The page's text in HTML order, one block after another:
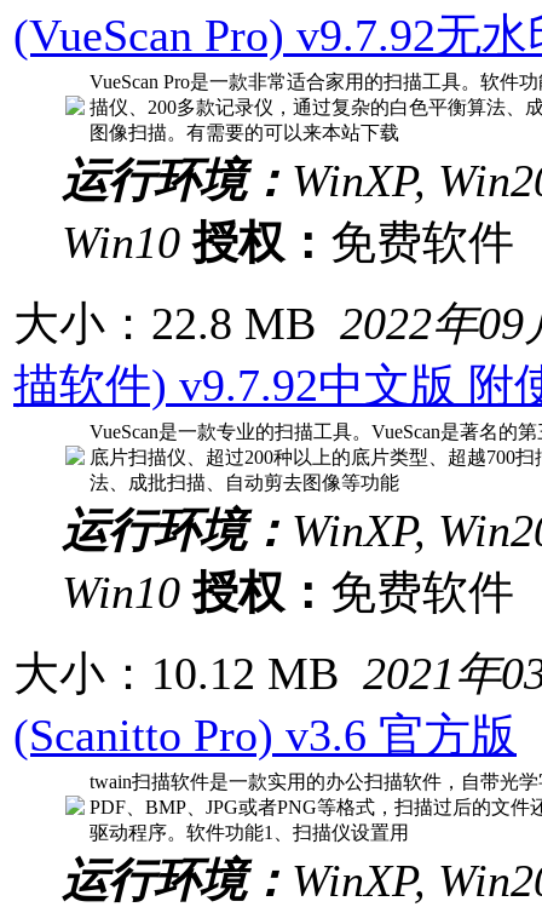
(VueScan Pro) v9.7.92无
VueScan Pro是一款非常适合家用的扫描工具。软件
描仪、200多款记录仪，通过复杂的白色平衡算法、
图像扫描。有需要的可以来本站下载
运行环境： WinXP,
Win10 授权： 免费软
大小：22.8 MB 2022年09
描软件) v9.7.92中文版 附
VueScan是一款专业的扫描工具。VueScan是著名的
底片扫描仪、超过200种以上的底片类型、超越700
法、成批扫描、自动剪去图像等功能
运行环境： WinXP,
Win10 授权： 免费软
大小：10.12 MB 2021年
(Scanitto Pro) v3.6 官方版
twain扫描软件是一款实用的办公扫描软件，自带光
PDF、BMP、JPG或者PNG等格式，扫描过后的文
驱动程序。软件功能1、扫描仪设置用
运行环境： WinXP,